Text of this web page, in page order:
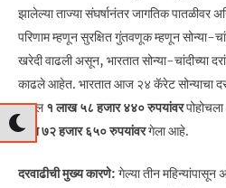
झालेल्या ताज्या संघर्षानंतर जागतिक पातळीवर
परिणाम म्हणून सुरक्षित गुंतवणूक म्हणून सोन्या-
खरेदी वाढली असून, भारतात सोन्या-चांदीच्या
काढले आहेत. भारतात आज २४ कॅरेट सोन्याचा
तब्बल१ लाख ५८ हजार ४४० रुपयांवर
लाख ७२ हजार ६५० रुपयांवरगेला आहे.
दरवाढीची मुख्य कारणे: गेल्या तीन महिन्यांपासून